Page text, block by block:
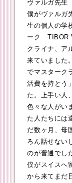
ヴァルガ先生
僕がヴァルガ
生の個人の学
ーク TIBOR
クライナ、ア
来ていました
でマスターク
活費を持とう
た。上手い人
色々な人がい
た人たちには
だ数ヶ月、母
ろん話せない
のが普通でし
僕がスイスへ
から来てまだ